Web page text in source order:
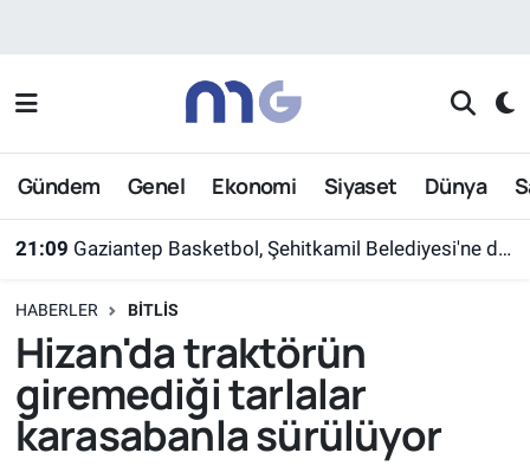
Gündem Genel Ekonomi Siyaset Dünya
21:09 Gaziantep Basketbol, Şehitkamil Belediyesi'ne devredildi
HABERLER BITLIS
Hizan'da traktörün
giremediği tarlalar
karasabanla sürülüyor
Nöbetçi Eczaneler
Hava Durumu
Süper Lig Puan Durumu ve Fikstür
Tüm Manşetler
Son Dakika Haberleri